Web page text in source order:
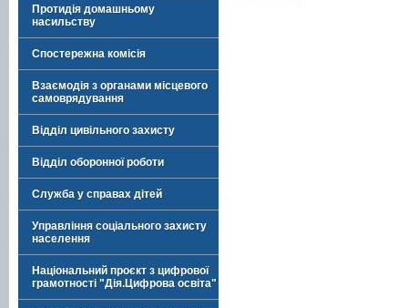
Протидія домашньому
насильству
Спостережна комісія
Взаємодія з органами місцевого
самоврядування
Відділ цивільного захисту
Відділ оборонної роботи
Служба у справах дітей
Управління соціального захисту
населення
Національний проєкт з цифрової
грамотності "Дія.Цифрова освіта"